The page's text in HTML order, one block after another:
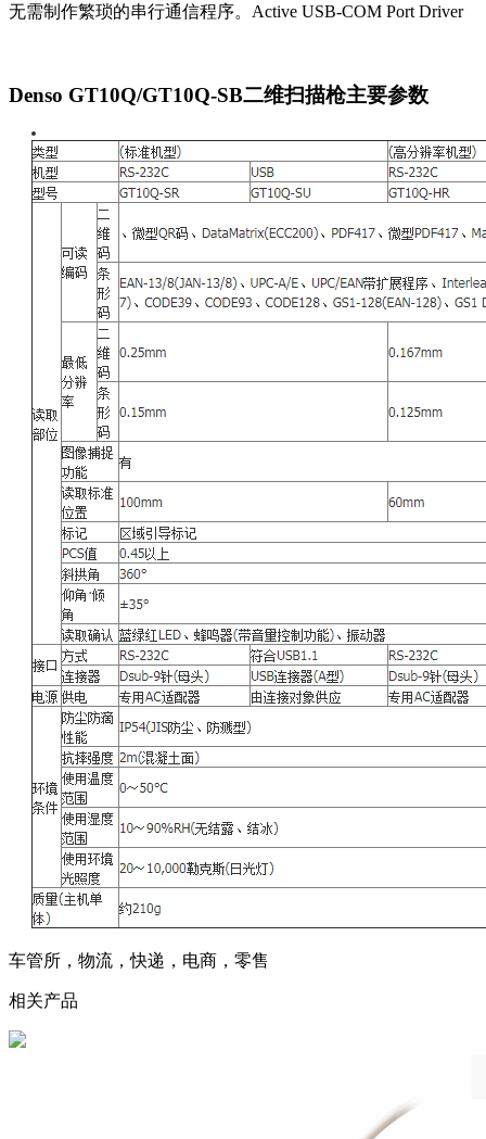
无需制作繁琐的串行通信程序。Active USB-COM Port Driver
Denso GT10Q/GT10Q-SB二维扫描枪主要参数
车管所，物流，快递，电商，零售
相关产品